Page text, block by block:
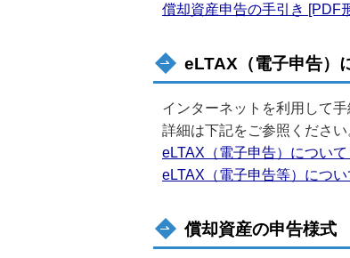
償却資産申告の手引き [PDF
eLTAX（電子申告）
インターネットを利用して
詳細は下記をご参照ください
eLTAX（電子申告）につい
eLTAX（電子申告等）につい
償却資産の申告様式